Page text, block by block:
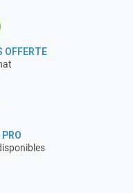
OFFERTE